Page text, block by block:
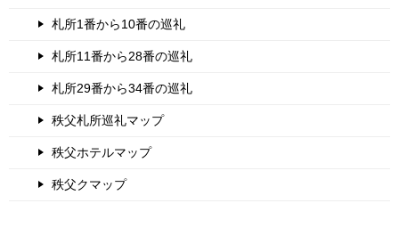
札所1番から10番の巡礼
札所11番から28番の巡礼
札所29番から34番の巡礼
秩父札所巡礼マップ
秩父ホテルマップ
秩父クマップ